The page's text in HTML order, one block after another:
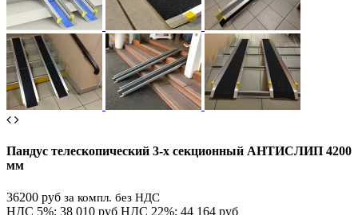
Пандус телескопический 3-х секционный АНТИСЛИП 4200
мм
36200 руб за компл. без НДС
НДС 5%: 38 010 руб НДС 22%: 44 164 руб